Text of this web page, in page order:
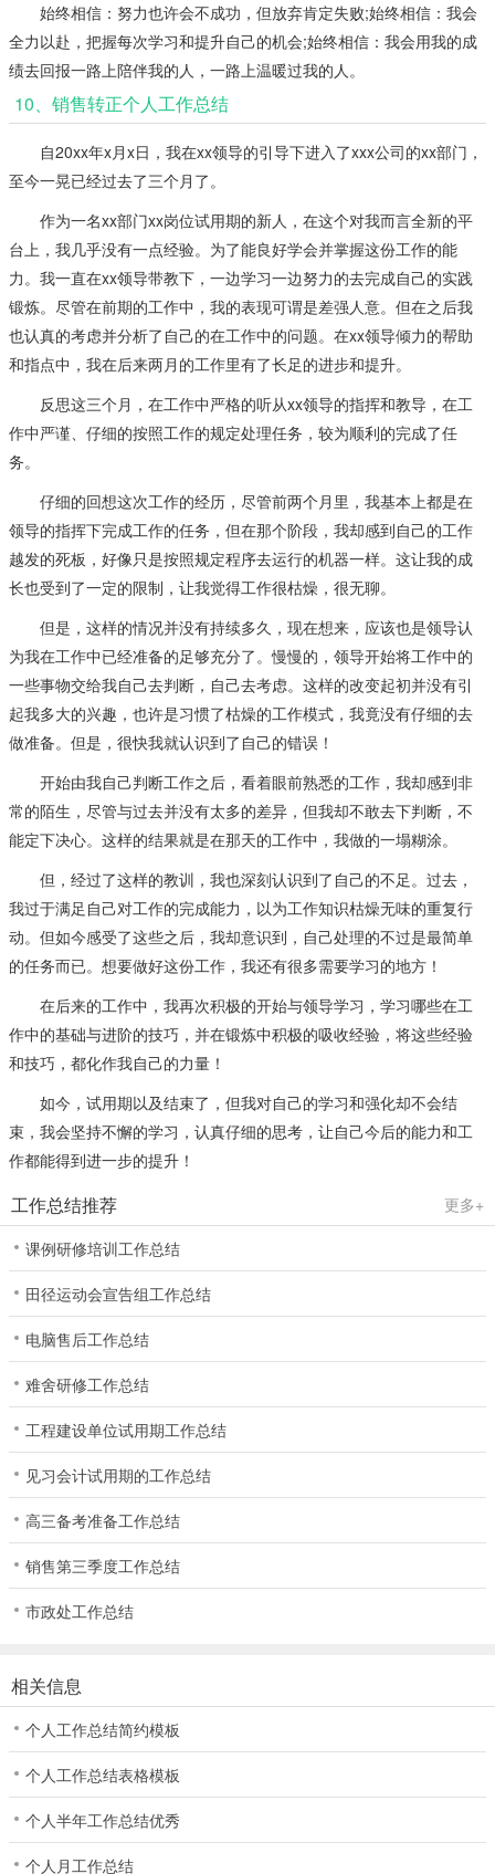
始终相信：努力也许会不成功，但放弃肯定失败;始终相信：我会
全力以赴，把握每次学习和提升自己的机会;始终相信：我会用我的成
绩去回报一路上陪伴我的人，一路上温暖过我的人。
10、销售转正个人工作总结
自20xx年x月x日，我在xx领导的引导下进入了xxx公司的xx部门，
至今一晃已经过去了三个月了。
作为一名xx部门xx岗位试用期的新人，在这个对我而言全新的平
台上，我几乎没有一点经验。为了能良好学会并掌握这份工作的能
力。我一直在xx领导带教下，一边学习一边努力的去完成自己的实践
锻炼。尽管在前期的工作中，我的表现可谓是差强人意。但在之后我
也认真的考虑并分析了自己的在工作中的问题。在xx领导倾力的帮助
和指点中，我在后来两月的工作里有了长足的进步和提升。
反思这三个月，在工作中严格的听从xx领导的指挥和教导，在工
作中严谨、仔细的按照工作的规定处理任务，较为顺利的完成了任
务。
仔细的回想这次工作的经历，尽管前两个月里，我基本上都是在
领导的指挥下完成工作的任务，但在那个阶段，我却感到自己的工作
越发的死板，好像只是按照规定程序去运行的机器一样。这让我的成
长也受到了一定的限制，让我觉得工作很枯燥，很无聊。
但是，这样的情况并没有持续多久，现在想来，应该也是领导认
为我在工作中已经准备的足够充分了。慢慢的，领导开始将工作中的
一些事物交给我自己去判断，自己去考虑。这样的改变起初并没有引
起我多大的兴趣，也许是习惯了枯燥的工作模式，我竟没有仔细的去
做准备。但是，很快我就认识到了自己的错误！
开始由我自己判断工作之后，看着眼前熟悉的工作，我却感到非
常的陌生，尽管与过去并没有太多的差异，但我却不敢去下判断，不
能定下决心。这样的结果就是在那天的工作中，我做的一塌糊涂。
但，经过了这样的教训，我也深刻认识到了自己的不足。过去，
我过于满足自己对工作的完成能力，以为工作知识枯燥无味的重复行
动。但如今感受了这些之后，我却意识到，自己处理的不过是最简单
的任务而已。想要做好这份工作，我还有很多需要学习的地方！
在后来的工作中，我再次积极的开始与领导学习，学习哪些在工
作中的基础与进阶的技巧，并在锻炼中积极的吸收经验，将这些经验
和技巧，都化作我自己的力量！
如今，试用期以及结束了，但我对自己的学习和强化却不会结
束，我会坚持不懈的学习，认真仔细的思考，让自己今后的能力和工
作都能得到进一步的提升！
工作总结推荐
更多+
课例研修培训工作总结
田径运动会宣告组工作总结
电脑售后工作总结
难舍研修工作总结
工程建设单位试用期工作总结
见习会计试用期的工作总结
高三备考准备工作总结
销售第三季度工作总结
市政处工作总结
相关信息
个人工作总结简约模板
个人工作总结表格模板
个人半年工作总结优秀
个人月工作总结